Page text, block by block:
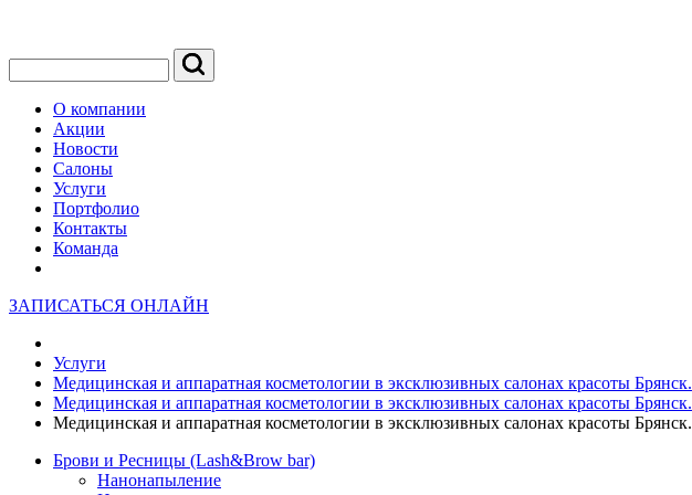
О компании
Акции
Новости
Салоны
Услуги
Портфолио
Контакты
Команда
ЗАПИСАТЬСЯ ОНЛАЙН
Услуги
Медицинская и аппаратная косметологии в эксклюзивных салонах красоты Брянск.
Медицинская и аппаратная косметологии в эксклюзивных салонах красоты Брянск.
Медицинская и аппаратная косметологии в эксклюзивных салонах красоты Брянск.
Брови и Ресницы (Lash&Brow bar)
Нанонапыление